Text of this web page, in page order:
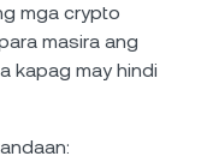
mga crypto
masira ang
kapag may hindi